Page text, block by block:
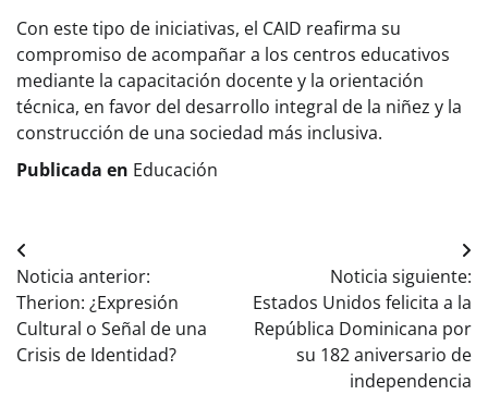
Con este tipo de iniciativas, el CAID reafirma su
compromiso de acompañar a los centros educativos
mediante la capacitación docente y la orientación
técnica, en favor del desarrollo integral de la niñez y la
construcción de una sociedad más inclusiva.
Publicada en Educación
Navegación
de
entradas
Noticia anterior:
Therion: ¿Expresión
Cultural o Señal de una
Crisis de Identidad?
Noticia siguiente:
Estados Unidos felicita a la
República Dominicana por
su 182 aniversario de
independencia